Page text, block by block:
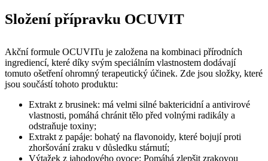
Složení přípravku OCUVIT
Akční formule OCUVITu je založena na kombinaci přírodních
ingrediencí, které díky svým speciálním vlastnostem dodávají
tomuto ošetření ohromný terapeutický účinek. Zde jsou složky, které
jsou součástí tohoto produktu:
Extrakt z brusinek: má velmi silné baktericidní a antivirové
vlastnosti, pomáhá chránit tělo před volnými radikály a
odstraňuje toxiny;
Extrakt z papáje: bohatý na flavonoidy, které bojují proti
zhoršování zraku v důsledku stárnutí;
Výtažek z jahodového ovoce: Pomáhá zlepšit zrakovou